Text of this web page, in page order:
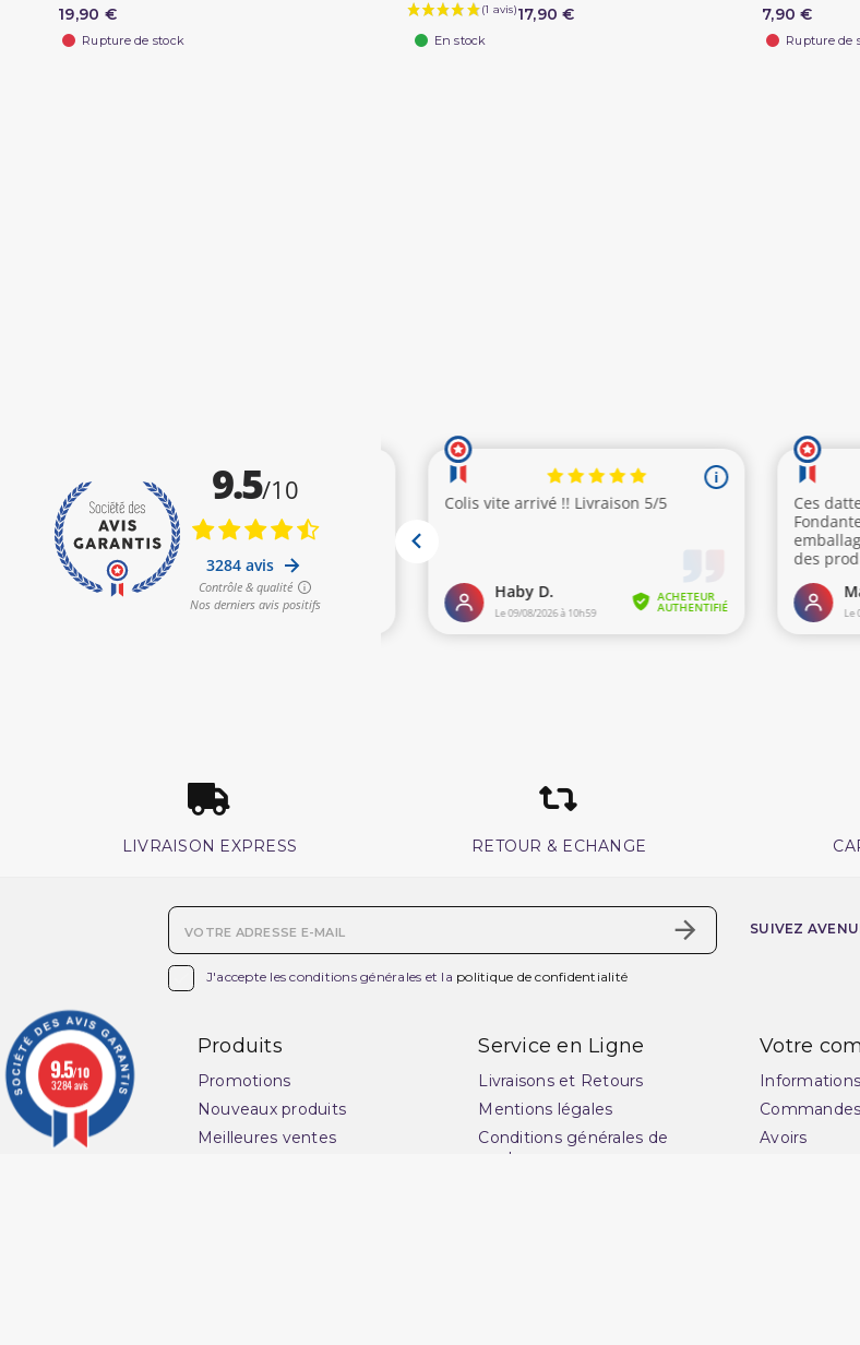
19,90 €
Rupture de stock
17,90 €
En stock
7,90 €
Rupture de
LIVRAISON EXPRESS RETOUR & ECHANGE
J'accepte les conditions générales et la politique de confidentialité
SUIVEZ
Produits
Promotions
Nouveaux produits
Meilleures ventes
Service en Ligne
Livraisons et Retours
Mentions légales
Conditions générales de
vente
Votre
Commandes
Avoirs
9.5/10
3284 avis